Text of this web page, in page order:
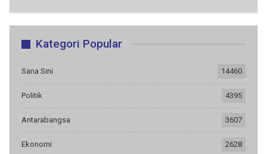
Kategori Popular
Sana Sini 14460
Politik 4395
Antarabangsa 3607
Ekonomi 2628